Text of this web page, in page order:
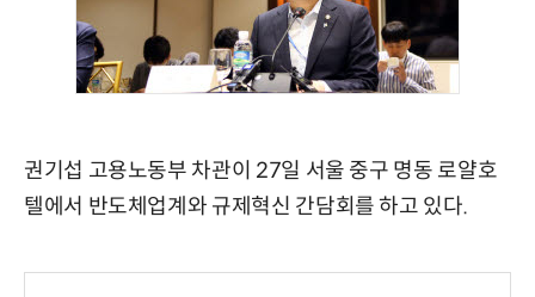
권기섭 고용노동부 차관이 27일 서울 중구 명동 로얄호
텔에서 반도체업계와 규제혁신 간담회를 하고 있다.